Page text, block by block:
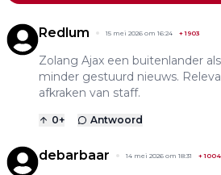
Redlum 15 mei 2026 om 16:24 +1903
Zolang Ajax een buitenlander
minder gestuurd nieuws.
afkraken van staff.
0+ Antwoord
debarbaar 14 mei 2026 om 18:31 +